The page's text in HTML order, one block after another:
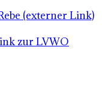
(externer Link)
zur LVWO